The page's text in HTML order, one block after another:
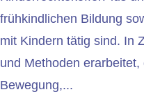
frühkindlichen Bildung
mit Kindern tätig sind. In
und Methoden
Bewegung,...